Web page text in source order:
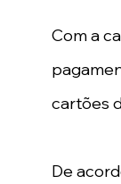
Com a
cartões
De